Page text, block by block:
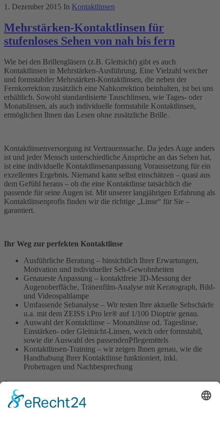
1. Dezember 2015 In Kontaktlinsen
Mehrstärken-Kontaktlinsen für
stufenloses Sehen von nah bis fern
Wie bei den Brillengläsern (z.B. Gleitsicht) gibt es auch
Kontaktlinsen in Mehrstärken-Ausführung. Eine Vielzahl weicher
und formstabiler Mehrstärken-Kontaktlinsen, die neben der
Fernkorrektion zusätzlich eine Nahkorrektion beinhalten, ist bei uns
erhältlich. Sowohl standardisierte Tauschlinsen, wie Tages- oder
Monatslinsen, als auch individuelle formstabile Kontaktlinsen,
ermöglichen Ihnen das Lesen ohne zusätzliche Brille.
Kontaktlinsenversorgung ist Vertrauenssache. Da jedes Auge anders
ist und jeder Mensch unterschiedliche Ansprüche an das Sehen hat,
ist eine individuelle Kontaktlinsenanpassung Voraussetzung für ein
exzellentes Ergebnis. Niemand kann selbst einschätzen – quasi aus
dem Gefühl heraus – ob die eine Kontaktlinse tatsächlich die
passende für seine Augen ist. Mit unserer langjährigen Erfahrung als
Kontaktlinsenprofis finden wir die richtige „Linse“ für Sie –
garantiert.
Ihr Weg zur perfekten Kontaktlinse
Ausführliche Beratung – hinsichtlich Ihrer Erwartungen,
Motivation und individueller Seh-Gewohnheiten
Genaueste Anpassung – kontaktfreie 3D-Messung der
Augenoberfläche, Tränenfilm-Analyse mit Keratograph, Bild-
und Videospaltlampe
Umfassende Sehanalyse – Wir testen Ihre aktuelle Sehschärfe
u.a. mit dem ZEISS i.Pro ler® auf 1/100 Dioptrie genau.
Auswahl der Kontaktlinse – Monatslinse od. Tageslinse,
Einstärken- oder Gleitsicht-Linsen, weich oder formstabil,
sowie die Auswahl des passendenPflegemittels
Kontaktlinsen-Training – wir zeigen Ihnen genau, wie die
Handhabung Ihrer Kontaktlinse funktioniert, inkl.
Probetragen und Nachbesprechung
1
Kontakt